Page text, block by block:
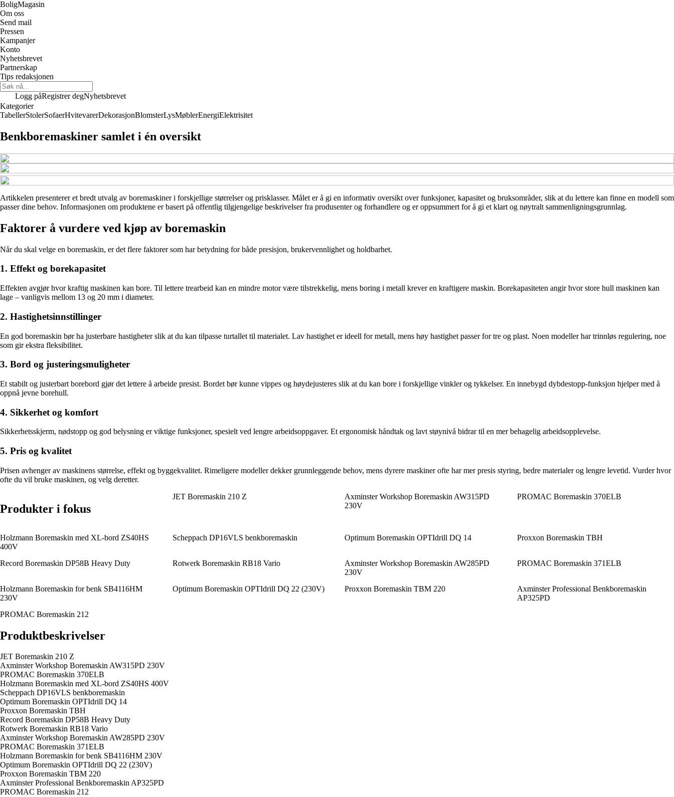
BoligMagasin
Om oss
Send mail
Pressen
Kampanjer
Konto
Nyhetsbrevet
Partnerskap
Tips redaksjonen
Logg påRegistrer degNyhetsbrevet
Kategorier
TabellerStolerSofaerHvitevarerDekorasjonBlomsterLysMøblerEnergiElektrisitet
Benkboremaskiner samlet i én oversikt
Artikkelen presenterer et bredt utvalg av boremaskiner i forskjellige størrelser og prisklasser. Målet er å gi en informativ oversikt over funksjoner, kapasitet og bruksområder, slik at du lettere kan finne en modell som
passer dine behov. Informasjonen om produktene er basert på offentlig tilgjengelige beskrivelser fra produsenter og forhandlere og er oppsummert for å gi et klart og nøytralt sammenligningsgrunnlag.
Faktorer å vurdere ved kjøp av boremaskin
Når du skal velge en boremaskin, er det flere faktorer som har betydning for både presisjon, brukervennlighet og holdbarhet.
1. Effekt og borekapasitet
Effekten avgjør hvor kraftig maskinen kan bore. Til lettere trearbeid kan en mindre motor være tilstrekkelig, mens boring i metall krever en kraftigere maskin. Borekapasiteten angir hvor store hull maskinen kan
lage – vanligvis mellom 13 og 20 mm i diameter.
2. Hastighetsinnstillinger
En god boremaskin bør ha justerbare hastigheter slik at du kan tilpasse turtallet til materialet. Lav hastighet er ideell for metall, mens høy hastighet passer for tre og plast. Noen modeller har trinnløs regulering, noe
som gir ekstra fleksibilitet.
3. Bord og justeringsmuligheter
Et stabilt og justerbart borebord gjør det lettere å arbeide presist. Bordet bør kunne vippes og høydejusteres slik at du kan bore i forskjellige vinkler og tykkelser. En innebygd dybdestopp-funksjon hjelper med å
oppnå jevne borehull.
4. Sikkerhet og komfort
Sikkerhetsskjerm, nødstopp og god belysning er viktige funksjoner, spesielt ved lengre arbeidsoppgaver. Et ergonomisk håndtak og lavt støynivå bidrar til en mer behagelig arbeidsopplevelse.
5. Pris og kvalitet
Prisen avhenger av maskinens størrelse, effekt og byggekvalitet. Rimeligere modeller dekker grunnleggende behov, mens dyrere maskiner ofte har mer presis styring, bedre materialer og lengre levetid. Vurder hvor
ofte du vil bruke maskinen, og velg deretter.
Produkter i fokus
JET Boremaskin 210 Z
Axminster Workshop Boremaskin AW315PD
230V
PROMAC Boremaskin 370ELB
Holzmann Boremaskin med XL-bord ZS40HS
400V
Scheppach DP16VLS benkboremaskin Optimum Boremaskin OPTIdrill DQ 14 Proxxon Boremaskin TBH
Record Boremaskin DP58B Heavy Duty Rotwerk Boremaskin RB18 Vario
Axminster Workshop Boremaskin AW285PD
230V
PROMAC Boremaskin 371ELB
Holzmann Boremaskin for benk SB4116HM
230V
Optimum Boremaskin OPTIdrill DQ 22 (230V) Proxxon Boremaskin TBM 220
Axminster Professional Benkboremaskin
AP325PD
PROMAC Boremaskin 212
Produktbeskrivelser
JET Boremaskin 210 Z
Axminster Workshop Boremaskin AW315PD 230V
PROMAC Boremaskin 370ELB
Holzmann Boremaskin med XL-bord ZS40HS 400V
Scheppach DP16VLS benkboremaskin
Optimum Boremaskin OPTIdrill DQ 14
Proxxon Boremaskin TBH
Record Boremaskin DP58B Heavy Duty
Rotwerk Boremaskin RB18 Vario
Axminster Workshop Boremaskin AW285PD 230V
PROMAC Boremaskin 371ELB
Holzmann Boremaskin for benk SB4116HM 230V
Optimum Boremaskin OPTIdrill DQ 22 (230V)
Proxxon Boremaskin TBM 220
Axminster Professional Benkboremaskin AP325PD
PROMAC Boremaskin 212